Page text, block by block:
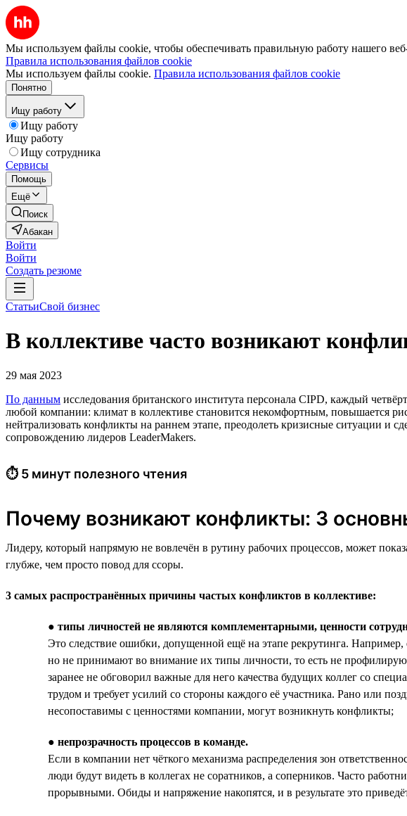
Мы используем файлы cookie, чтобы обеспечивать правильную работу нашего
Правила использования файлов cookie
Мы используем файлы cookie. Правила использования файлов cookie
Понятно
Ищу работу
Ищу работу
Ищу работу
Ищу сотрудника
Сервисы
Помощь
Ещё
Поиск
Абакан
Войти
Войти
Создать резюме
СтатьиСвой бизнес
В коллективе часто возникают
29 мая 2023
По данным исследования британского института персонала СIPD, каждый
любой компании: климат в коллективе становится некомфортным, повышается
нейтрализовать конфликты на раннем этапе, преодолеть кризисные ситуации и
сопровождению лидеров LeaderMakers.
⏱ 5 минут полезного чтения
Почему возникают конфликты: 3
Лидеру, который напрямую не вовлечён в рутину рабочих процессов, может
глубже, чем просто повод для ссоры.
3 самых распространённых причины частых конфликтов в коллективе:
● типы личностей не являются комплементарными, ценности
Это следствие ошибки, допущенной ещё на этапе рекрутинга.
но не принимают во внимание их типы личности, то есть не
заранее не обговорил важные для него качества будущих коллег со
трудом и требует усилий со стороны каждого её участника. Рано или
несопоставимы с ценностями компании, могут возникнуть конфликты;
● непрозрачность процессов в команде.
Если в компании нет чёткого механизма распределения зон
люди будут видеть в коллегах не соратников, а соперников. Часто
прорывными. Обиды и напряжение накопятся, и в результате это